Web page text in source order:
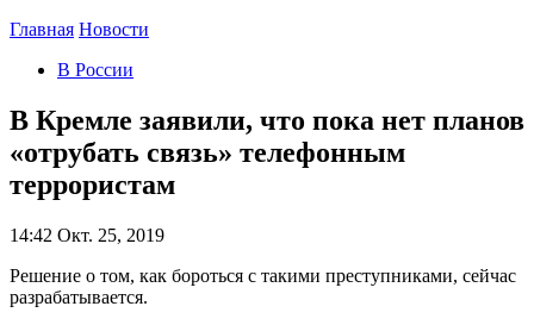
Главная Новости
В России
В Кремле заявили, что пока нет планов
«отрубать связь» телефонным
террористам
14:42 Окт. 25, 2019
Решение о том, как бороться с такими преступниками, сейчас
разрабатывается.